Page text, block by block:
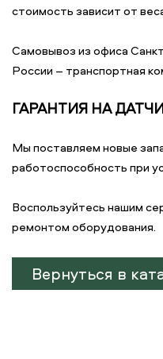
стоимость зависит от
Самовывоз из офиса
России – транспортная
ГАРАНТИЯ НА
Мы поставляем новые
работоспособность при
Воспользуйтесь нашим
ремонтом оборудования.
Вернуться в